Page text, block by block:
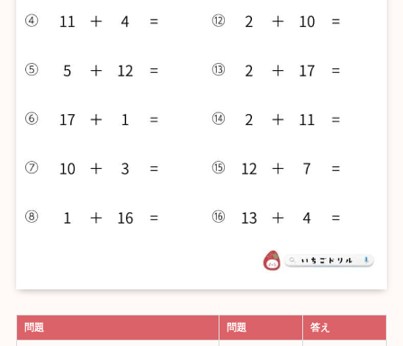
問題 問題 答え